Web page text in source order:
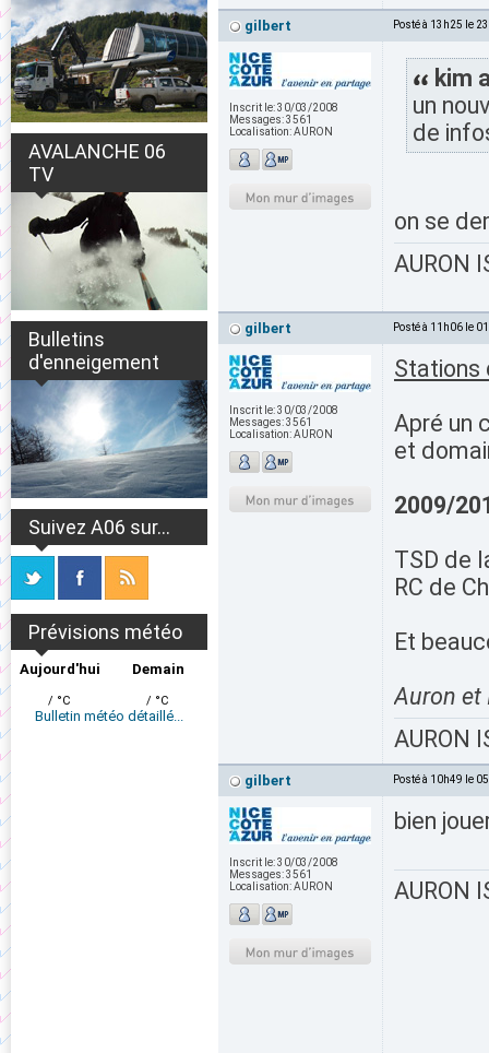
AVALANCHE 06
TV
Bulletins
d'enneigement
Suivez A06 sur...
Prévisions météo
Aujourd'hui
/ °C
Demain
/ °C
Bulletin météo détaillé...
gilbert Posté à 13h25 le
Inscrit le:30/03/2008
Messages:3561
Localisation:AURON
kim
un
de
on se
AURON
gilbert Posté à 11h06 le
Inscrit le:30/03/2008
Messages:3561
Localisation:AURON
Stations
Apré un
et
2009/
TSD de
RC de
Et
Auron et
AURON
gilbert Posté à 10h49 le
Inscrit le:30/03/2008
Messages:3561
Localisation:AURON
bien
AURON